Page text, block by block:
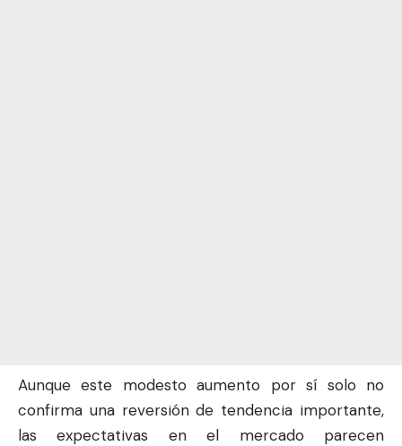
Aunque este modesto aumento por sí solo no
confirma una reversión de tendencia importante,
las expectativas en el mercado parecen